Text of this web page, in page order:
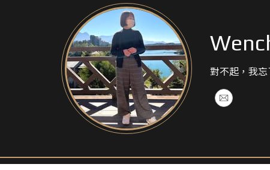
對不起，我忘